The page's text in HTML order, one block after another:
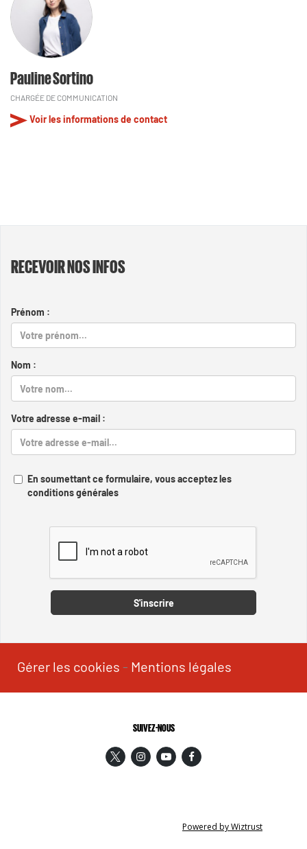
Pauline Sortino
CHARGÉE DE COMMUNICATION
Voir les informations de contact
RECEVOIR NOS INFOS
Prénom :
Nom :
Votre adresse e-mail :
En soumettant ce formulaire, vous acceptez les
conditions générales
S'inscrire
Gérer les cookies - Mentions légales
SUIVEZ-NOUS
Powered by Wiztrust